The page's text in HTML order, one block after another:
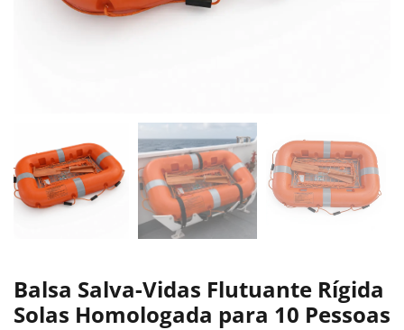
Balsa Salva-Vidas Flutuante Rígida
Solas Homologada para 10 Pessoas